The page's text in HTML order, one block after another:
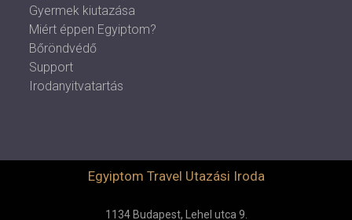
Gyermek kiutazása
Miért éppen Egyiptom?
Bőröndvédő
Support
Irodanyitvatartás
Egyiptom Travel Utazási Iroda
1134 Budapest, Lehel utca 9.